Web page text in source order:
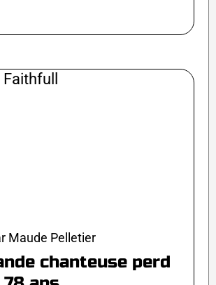
Maude Pelletier
chanteuse perd